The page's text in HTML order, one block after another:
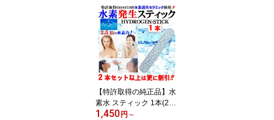
トもあり 特許取得水素発
生セラミックと特殊製法
シリカ溶出セラミックが
水道水を簡単に アルカリ
ミネラル 水素 シリカ ケ
イ素 水 に⇒カルキは約5
分で消去 水素水 シリカ
水 生成器 日本製 送料無
料【特許取得の純正品】水
素水 スティック 1本(2～
5本セットは更に割引) 溶
1,450 円 ～